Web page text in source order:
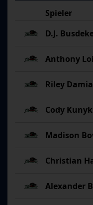
Spieler
D.J.
Anthony
Riley
Cody Kunyk
Madison
Christian
Alexander